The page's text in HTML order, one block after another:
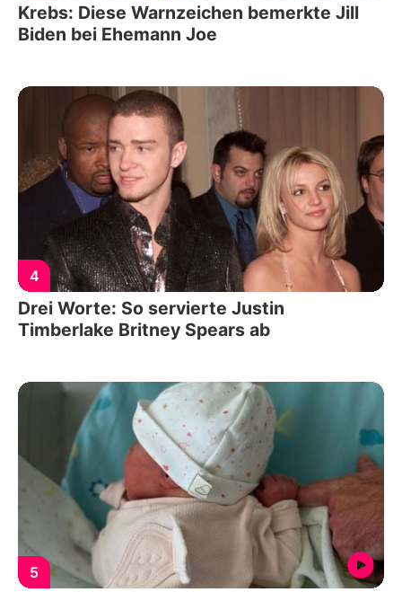
Krebs: Diese Warnzeichen bemerkte Jill
Biden bei Ehemann Joe
4
Drei Worte: So servierte Justin
Timberlake Britney Spears ab
5